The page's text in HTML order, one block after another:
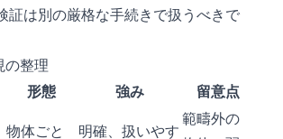
証は別の厳格な手続きで扱うべきで
の整理
形態 強み 留意点
物体ごと 明確、扱いやす
範疇外の